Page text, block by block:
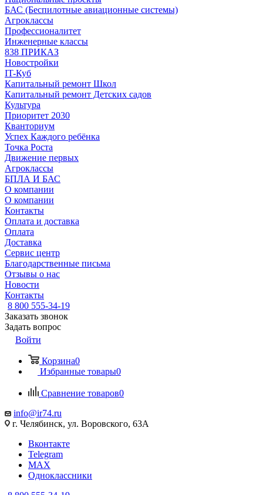
БАС (Беспилотные авиационные системы)
Агроклассы
Профессионалитет
Инженерные классы
838 ПРИКАЗ
Новостройки
IT-Куб
Капитальный ремонт Школ
Капитальный ремонт Детских садов
Культура
Приоритет 2030
Кванториум
Успех Каждого ребёнка
Точка Роста
Движение первых
Агроклассы
БПЛА И БАС
О компании
О компании
Контакты
Оплата и доставка
Оплата
Доставка
Сервис центр
Благодарственные письма
Отзывы о нас
Новости
Контакты
8 800 555-34-19
Заказать звонок
Задать вопрос
Войти
Корзина0
Избранные товары0
Сравнение товаров0
info@ir74.ru
г. Челябинск, ул. Воровского, 63А
Вконтакте
Telegram
MAX
Одноклассники